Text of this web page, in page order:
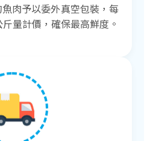
肉予以委外真空包裝，每
量計價，確保最高鮮度。